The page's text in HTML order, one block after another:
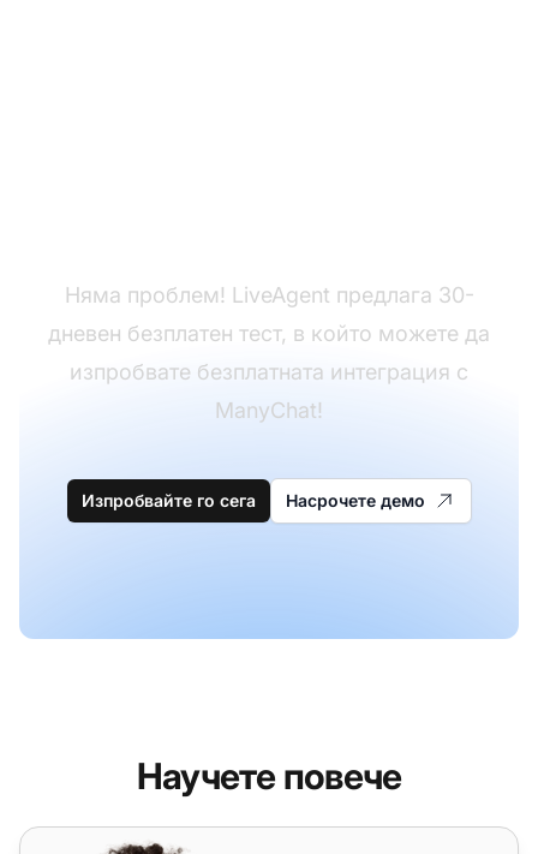
Няма проблем! LiveAgent предлага 30-
дневен безплатен тест, в който можете да
изпробвате безплатната интеграция с
ManyChat!
Изпробвайте го сега Насрочете демо
Научете повече
Facebook